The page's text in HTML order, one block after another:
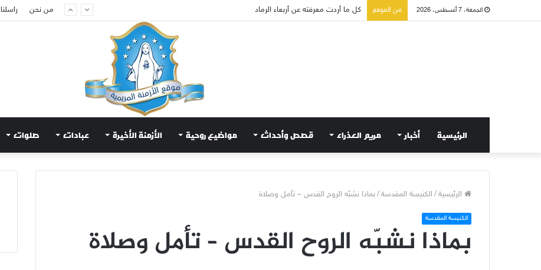
الجمعة، 7 أغسطس، 2026 من الموقع صلاة إلى مريم سلطانة السلام لتهدئة الغضب الإلهي من نحن راسلنا
الرئيسية أخبار مريم العذراء قصص وأحداث مواضيع روحية الأزمنة الأخيرة عبادات صلوات
الرئيسية/ الكنيسة المقدسة/ بماذا نشبّه الروح القدس – تأمل وصلاة
الكنيسة المقدسة
بماذا نشبّه الروح القدس – تأمل وصلاة